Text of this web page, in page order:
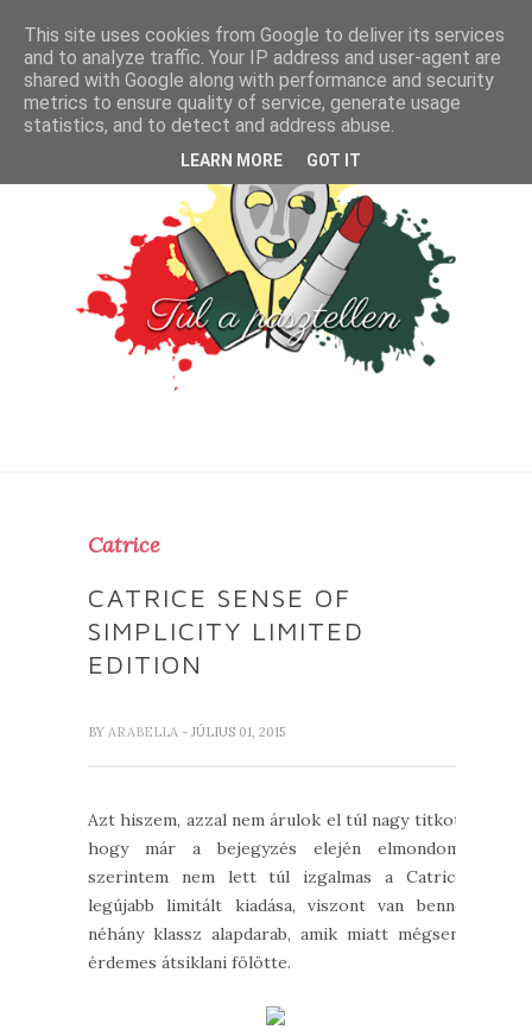
Catrice
CATRICE SENSE OF
SIMPLICITY LIMITED
EDITION
BY ARABELLA - JÚLIUS 01, 2015
Azt hiszem, azzal nem árulok el túl nagy titkot,
hogy már a bejegyzés elején elmondom:
szerintem nem lett túl izgalmas a Catrice
legújabb limitált kiadása, viszont van benne
néhány klassz alapdarab, amik miatt mégsem
érdemes átsiklani fölötte.
This site uses cookies from Google to deliver its services
and to analyze traffic. Your IP address and user-agent are
shared with Google along with performance and security
metrics to ensure quality of service, generate usage
statistics, and to detect and address abuse.
LEARN MORE GOT IT